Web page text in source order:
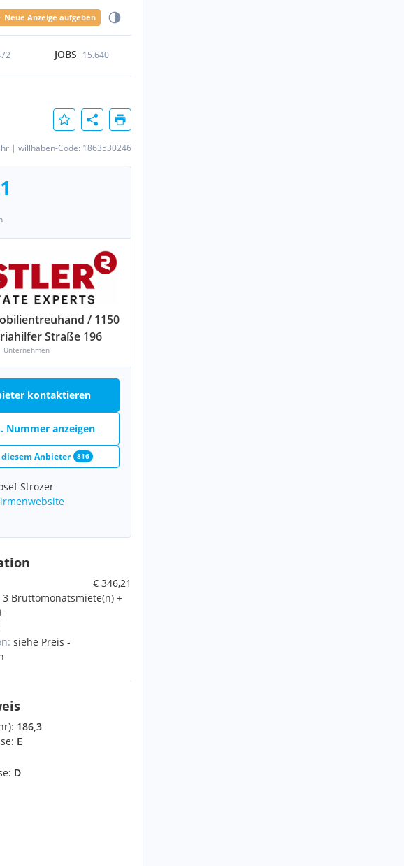
Neue Anzeige aufgeben
JOBS 15.640
| willhaben-Code: 1863530246
/ 1150
Straße 196
Unternehmen
kontaktieren
Nummer anzeigen
Anbieter 816
Strozer
€ 346,21
3 Bruttomonatsmiete(n) +
siehe Preis -
186,3
E
D